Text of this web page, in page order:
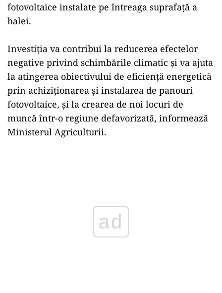
fotovoltaice instalate pe întreaga suprafaţă a
halei.
Investiţia va contribui la reducerea efectelor
negative privind schimbările climatic și va ajuta
la atingerea obiectivului de eficienţă energetică
prin achiziţionarea şi instalarea de panouri
fotovoltaice, şi la crearea de noi locuri de
muncă într-o regiune defavorizată, informează
Ministerul Agriculturii.